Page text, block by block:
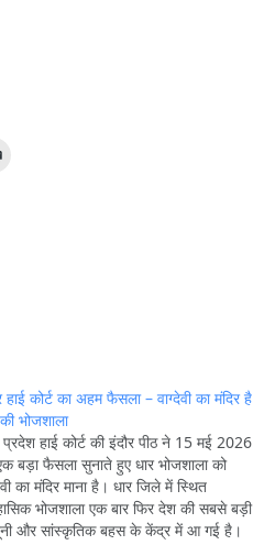
हाई कोर्ट का अहम फैसला – वाग्देवी का मंदिर है
भोजशाला
हाई कोर्ट की इंदौर पीठ ने 15 मई 2026
बड़ा फैसला सुनाते हुए धार भोजशाला को
का मंदिर माना है। धार जिले में स्थित
भोजशाला एक बार फिर देश की सबसे बड़ी
और सांस्कृतिक बहस के केंद्र में आ गई है।